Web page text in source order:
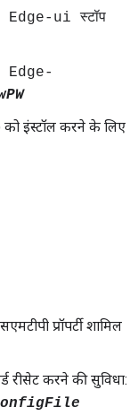
ui स्टॉप
इंस्टॉल करने के लिए
प्रॉपर्टी शामिल
करने की सुविधा: